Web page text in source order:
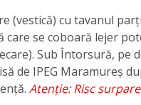
(vestică) cu tavanul
care se coboară lejer
Sub Întorsură, pe
de IPEG Maramureș
Atenție: Risc